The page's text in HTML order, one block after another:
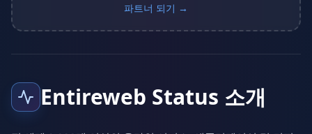
파트너 되기 →
Entireweb Status 소개